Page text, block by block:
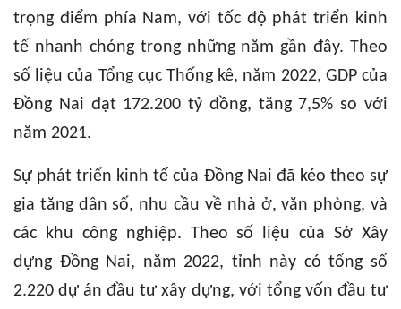
trọng điểm phía Nam, với tốc độ phát triển kinh
tế nhanh chóng trong những năm gần đây. Theo
số liệu của Tổng cục Thống kê, năm 2022, GDP của
Đồng Nai đạt 172.200 tỷ đồng, tăng 7,5% so với
năm 2021.
Sự phát triển kinh tế của Đồng Nai đã kéo theo sự
gia tăng dân số, nhu cầu về nhà ở, văn phòng, và
các khu công nghiệp. Theo số liệu của Sở Xây
dựng Đồng Nai, năm 2022, tỉnh này có tổng số
2.220 dự án đầu tư xây dựng, với tổng vốn đầu tư